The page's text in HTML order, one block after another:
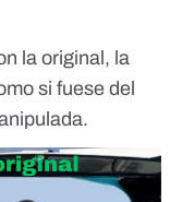
la original, la
si fuese del